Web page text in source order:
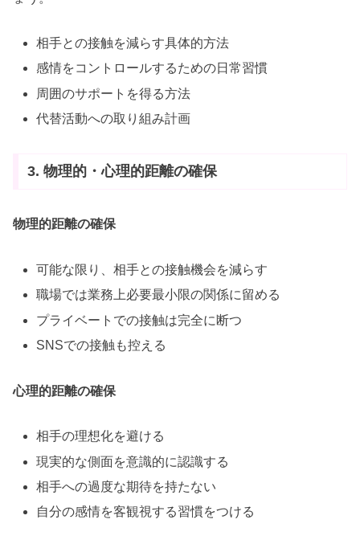
相手との接触を減らす具体的方法
感情をコントロールするための日常習慣
周囲のサポートを得る方法
代替活動への取り組み計画
3. 物理的・心理的距離の確保
物理的距離の確保
可能な限り、相手との接触機会を減らす
職場では業務上必要最小限の関係に留める
プライベートでの接触は完全に断つ
SNSでの接触も控える
心理的距離の確保
相手の理想化を避ける
現実的な側面を意識的に認識する
相手への過度な期待を持たない
自分の感情を客観視する習慣をつける